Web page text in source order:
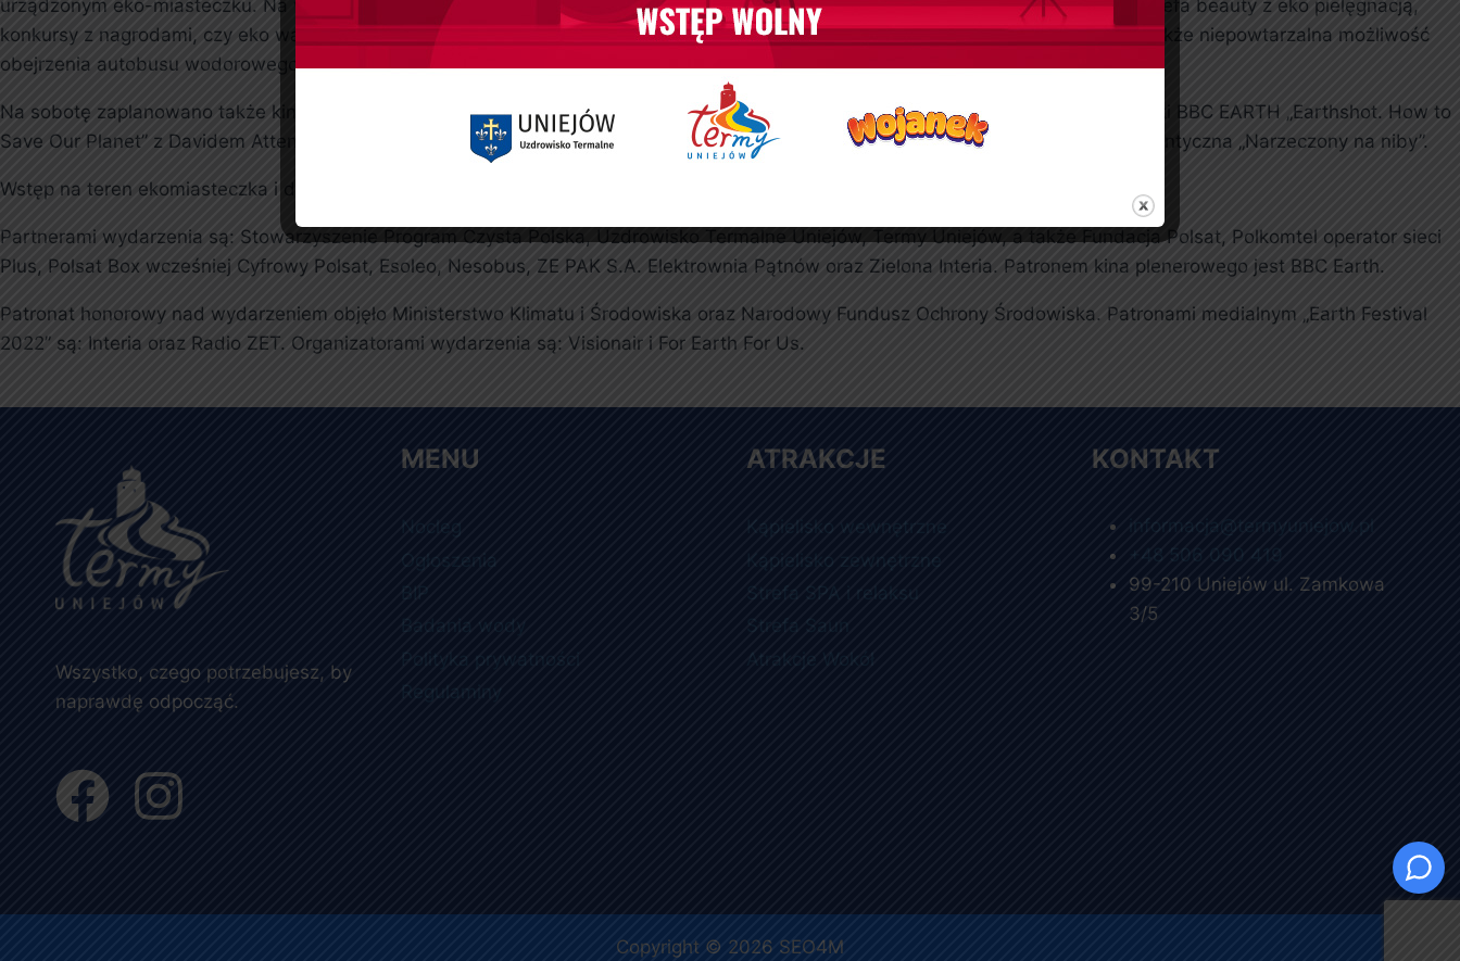
urządzonym eko-miasteczku. Na wszystkich zgromadzonych czekać będą m.in.: sportowe wyzwania w wirtualnej rzeczywistości, strefa beauty z eko pielęgnacją,
konkursy z nagrodami, czy eko warsztaty: budowanie domków dla owadów, obrazki z roślin i wiele innych. Jedną z atrakcji będzie także niepowtarzalna możliwość
obejrzenia autobusu wodorowego.
Na sobotę zaplanowano także kino Earth Festival, podczas którego emitowane będą: przedpremierowo film dokumentalny z biblioteki BBC EARTH „Earthshot. How to
Save Our Planet” z Davidem Attenborough oraz kino z portfolio Telewizji Polsat film dla dzieci „Jeżyk i przyjaciele” oraz komedia romantyczna „Narzeczony na niby”.
Wstęp na teren ekomiasteczka i do kina plenerowego jest bezpłatny.
Partnerami wydarzenia są: Stowarzyszenie Program Czysta Polska, Uzdrowisko Termalne Uniejów, Termy Uniejów, a także Fundacja Polsat, Polkomtel operator sieci
Plus, Polsat Box wcześniej Cyfrowy Polsat, Esoleo, Nesobus, ZE PAK S.A. Elektrownia Pątnów oraz Zielona Interia. Patronem kina plenerowego jest BBC Earth.
Patronat honorowy nad wydarzeniem objęło Ministerstwo Klimatu i Środowiska oraz Narodowy Fundusz Ochrony Środowiska. Patronami medialnym „Earth Festival
2022” są: Interia oraz Radio ZET. Organizatorami wydarzenia są: Visionair i For Earth For Us.
Wszystko, czego potrzebujesz, by
naprawdę odpocząć.
MENU
Nocleg
Ogłoszenia
BIP
Badania wody
Polityka prywatności
Regulaminy
ATRAKCJE
Kąpielisko wewnętrzne
Kąpielisko zewnętrzne
Strefa SPA i relaksu
Strefa Saun
Atrakcje Wokół
KONTAKT
informacja@termyuniejow.pl
+48 506 090 419
99-210 Uniejów ul. Zamkowa
3/5
Copyright © 2026 SEO4M